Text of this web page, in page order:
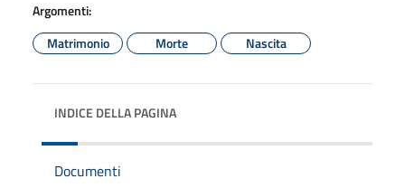
Argomenti:
Matrimonio
Morte Nascita
INDICE DELLA PAGINA
Documenti